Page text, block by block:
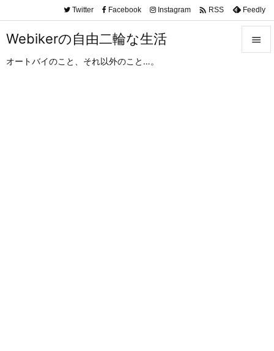
Webikerの自由二輪な生活
オートバイのこと、それ以外のこと…。

Twitter Facebook Instagram  RSS Feedly